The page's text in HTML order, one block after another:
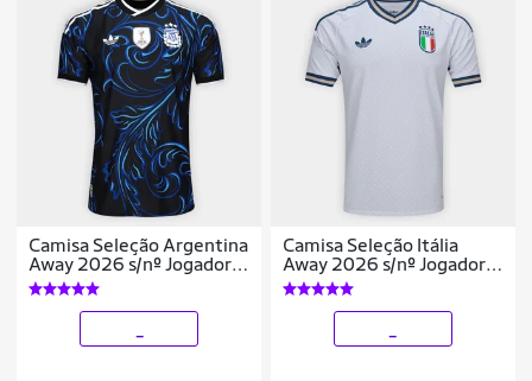
Camisa Seleção Argentina
Away 2026 s/nº Jogador
Adidas Originals
Masculina
Camisa Seleção Itália
Away 2026 s/nº Jogador
Adidas Originals
Masculina